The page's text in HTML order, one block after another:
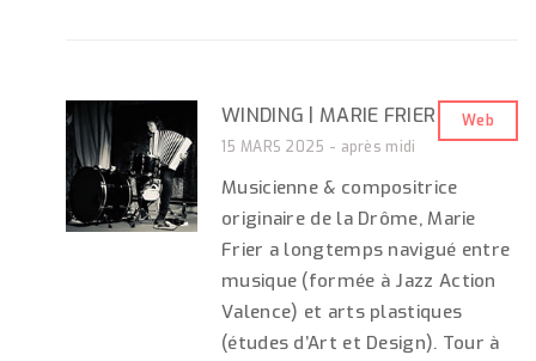
WINDING | MARIE FRIER
Web
15 MARS 2025 - après midi
Musicienne & compositrice
originaire de la Drôme, Marie
Frier a longtemps navigué entre
musique (formée à Jazz Action
Valence) et arts plastiques
(études d’Art et Design). Tour à